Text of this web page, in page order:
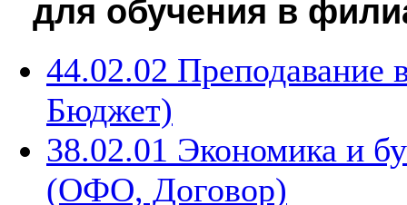
для обучения в
44.02.02
Бюджет)
38.02.01 Экономика и
(ОФО, Договор)